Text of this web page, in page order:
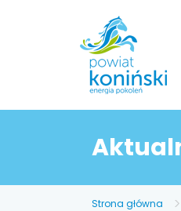
Strona główna